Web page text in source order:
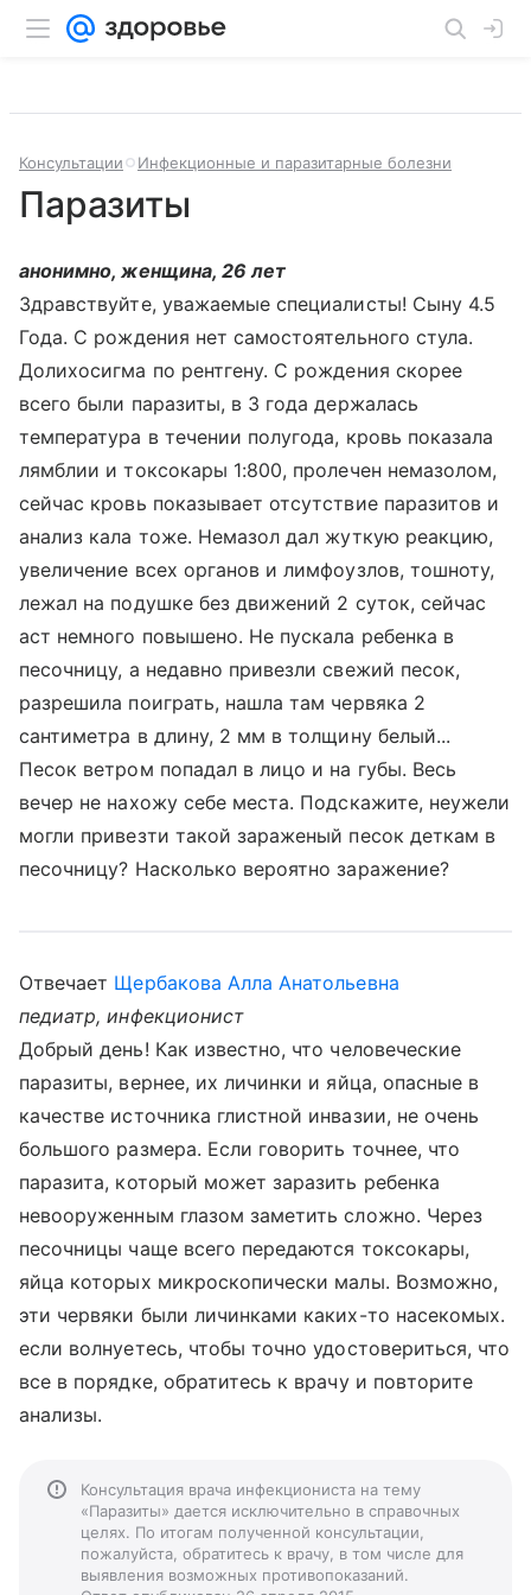
Консультации Инфекционные и паразитарные болезни
Паразиты
анонимно, женщина, 26 лет
Здравствуйте, уважаемые специалисты! Сыну 4.5
Года. С рождения нет самостоятельного стула.
Долихосигма по рентгену. С рождения скорее
всего были паразиты, в 3 года держалась
температура в течении полугода, кровь показала
лямблии и токсокары 1:800, пролечен немазолом,
сейчас кровь показывает отсутствие паразитов и
анализ кала тоже. Немазол дал жуткую реакцию,
увеличение всех органов и лимфоузлов, тошноту,
лежал на подушке без движений 2 суток, сейчас
аст немного повышено. Не пускала ребенка в
песочницу, а недавно привезли свежий песок,
разрешила поиграть, нашла там червяка 2
сантиметра в длину, 2 мм в толщину белый...
Песок ветром попадал в лицо и на губы. Весь
вечер не нахожу себе места. Подскажите, неужели
могли привезти такой зараженый песок деткам в
песочницу? Насколько вероятно заражение?
Отвечает Щербакова Алла Анатольевна
педиатр, инфекционист
Добрый день! Как известно, что человеческие
паразиты, вернее, их личинки и яйца, опасные в
качестве источника глистной инвазии, не очень
большого размера. Если говорить точнее, что
паразита, который может заразить ребенка
невооруженным глазом заметить сложно. Через
песочницы чаще всего передаются токсокары,
яйца которых микроскопически малы. Возможно,
эти червяки были личинками каких-то насекомых.
если волнуетесь, чтобы точно удостовериться, что
все в порядке, обратитесь к врачу и повторите
анализы.
Консультация врача инфекциониста на тему
«Паразиты» дается исключительно в справочных
целях. По итогам полученной консультации,
пожалуйста, обратитесь к врачу, в том числе для
выявления возможных противопоказаний.